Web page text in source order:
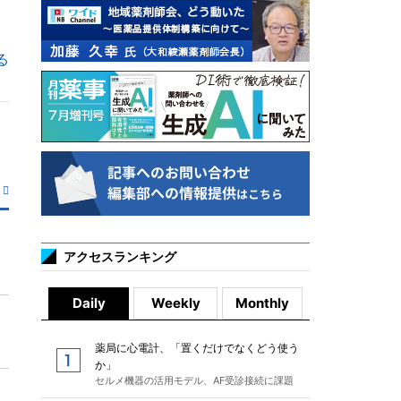
アクセスランキング
Daily Weekly Monthly
薬局に心電計、「置くだけでなくどう使う
か」
セルメ機器の活用モデル、AF受診接続に課題